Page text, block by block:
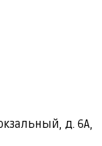
д. 6А,